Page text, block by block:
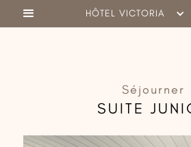
HÔTEL VICTORIA
Séjourner
SUITE